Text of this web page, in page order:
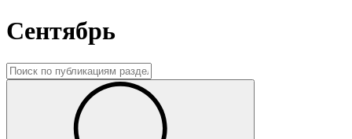
Сентябрь